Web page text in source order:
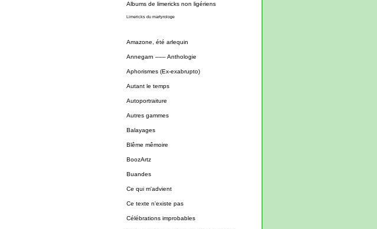
Albums de limericks non ligériens
Limericks du martyrologe
Amazone, été arlequin
Annegarn ––– Anthologie
Aphorismes (Ex-exabrupto)
Autant le temps
Autoportraiture
Autres gammes
Balayages
Blême mêmoire
BoozArtz
Buandes
Ce qui m'advient
Ce texte n'existe pas
Célébrations improbables